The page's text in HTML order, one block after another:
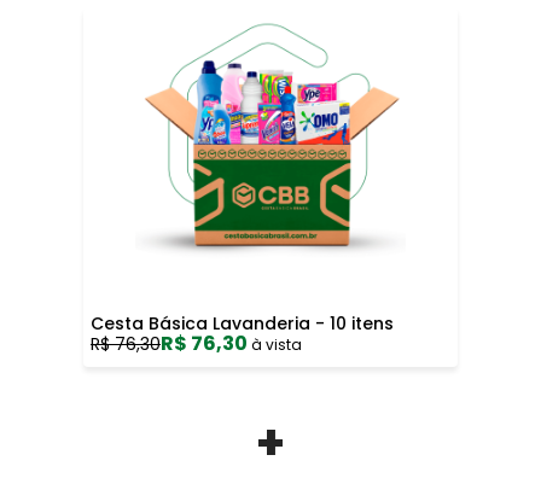
Cesta Básica Lavanderia - 10 itens
R$ 76,30R$ 76,30 à vista
+